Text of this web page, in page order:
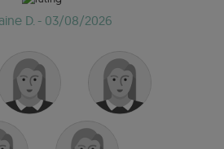
D. - 03/08/2026